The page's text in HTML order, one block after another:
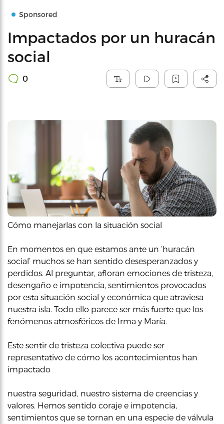
Sponsored
Impactados por un huracán
social
0
Cómo manejarlas con la situación social
En momentos en que estamos ante un ‘huracán
social’ muchos se han sentido desesperanzados y
perdidos. Al preguntar, afloran emociones de tristeza,
desengaño e impotencia, sentimientos provocados
por esta situación social y económica que atraviesa
nuestra isla. Todo ello parece ser más fuerte que los
fenómenos atmosféricos de Irma y María.
Este sentir de tristeza colectiva puede ser
representativo de cómo los acontecimientos han
impactado
nuestra seguridad, nuestro sistema de creencias y
valores. Hemos sentido coraje e impotencia,
sentimientos que se tornan en una especie de válvula